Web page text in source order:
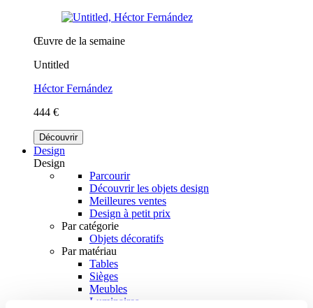
Œuvre de la semaine
Untitled
Héctor Fernández
444 €
Découvrir
Design
Design
Parcourir
Découvrir les objets design
Meilleures ventes
Design à petit prix
Par catégorie
Objets décoratifs
Par matériau
Tables
Sièges
Meubles
Luminaires